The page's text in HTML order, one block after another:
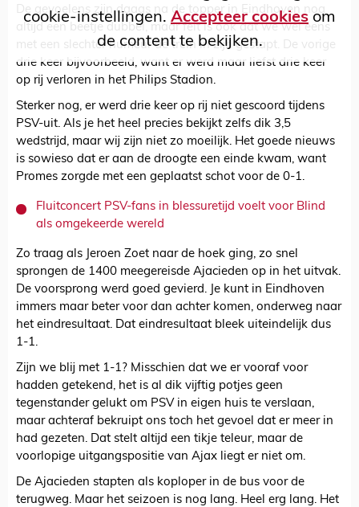
cookie-instellingen. Accepteer cookies om
de content te bekijken.
De gevoelens zijn daags na de topper in Eindhoven nog
altijd een beetje dubbel, maar feit is ook dat we wel eens
met een slechter humeur de trein in zijn gestapt. De vorige
drie keer bijvoorbeeld, want er werd maar liefst drie keer
op rij verloren in het Philips Stadion.
Sterker nog, er werd drie keer op rij niet gescoord tijdens
PSV-uit. Als je het heel precies bekijkt zelfs dik 3,5
wedstrijd, maar wij zijn niet zo moeilijk. Het goede nieuws
is sowieso dat er aan de droogte een einde kwam, want
Promes zorgde met een geplaatst schot voor de 0-1.
Fluitconcert PSV-fans in blessuretijd voelt voor Blind
als omgekeerde wereld
Zo traag als Jeroen Zoet naar de hoek ging, zo snel
sprongen de 1400 meegereisde Ajacieden op in het uitvak.
De voorsprong werd goed gevierd. Je kunt in Eindhoven
immers maar beter voor dan achter komen, onderweg naar
het eindresultaat. Dat eindresultaat bleek uiteindelijk dus
1-1.
Zijn we blij met 1-1? Misschien dat we er vooraf voor
hadden getekend, het is al dik vijftig potjes geen
tegenstander gelukt om PSV in eigen huis te verslaan,
maar achteraf bekruipt ons toch het gevoel dat er meer in
had gezeten. Dat stelt altijd een tikje teleur, maar de
voorlopige uitgangspositie van Ajax liegt er niet om.
De Ajacieden stapten als koploper in de bus voor de
terugweg. Maar het seizoen is nog lang. Heel erg lang. Het